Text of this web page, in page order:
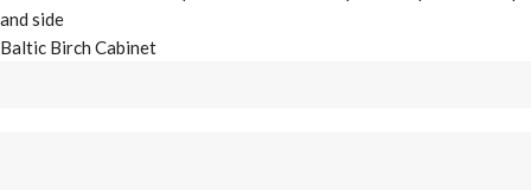
and side
Baltic Birch Cabinet